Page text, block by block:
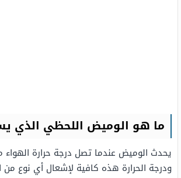
ما هو الوميض اللحظي الذي
ودرجة الحرارة هذه كافية لإشعال أي نوع من